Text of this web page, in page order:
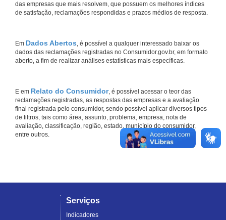
das empresas que mais resolvem, que possuem os melhores índices
de satisfação, reclamações respondidas e prazos médios de resposta.
Em Dados Abertos, é possível a qualquer interessado baixar os
dados das reclamações registradas no Consumidor.gov.br, em formato
aberto, a fim de realizar análises estatísticas mais específicas.
E em Relato do Consumidor, é possível acessar o teor das
reclamações registradas, as respostas das empresas e a avaliação
final registrada pelo consumidor, sendo possível aplicar diversos tipos
de filtros, tais como área, assunto, problema, empresa, nota de
avaliação, classificação, região, estado, município do consumidor,
entre outros.
Serviços
Indicadores